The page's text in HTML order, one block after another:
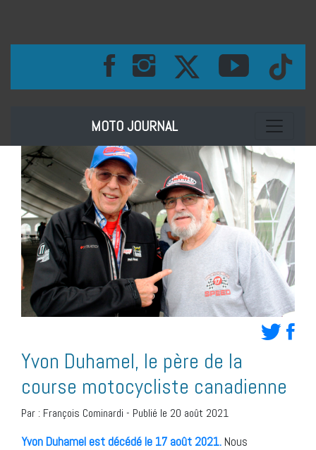
MOTO JOURNAL Toggle
Yvon Duhamel, le père de la
course motocycliste canadienne
Par : François Cominardi - Publié le 20 août 2021
Yvon Duhamel est décédé le 17 août 2021. Nous